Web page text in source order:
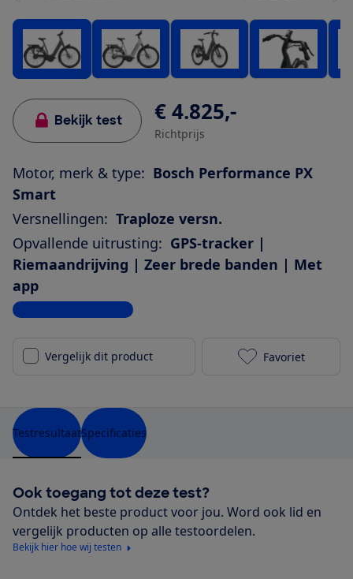
Bekijk test € 4.825,-
Richtprijs
Motor, merk & type: Bosch Performance PX
Smart
Versnellingen: Traploze versn.
Opvallende uitrusting: GPS-tracker |
Riemaandrijving | Zeer brede banden | Met
app
Bekijk alle specificaties
Vergelijk dit product Gazelle
Favoriet
TestresultaatSpecificaties
Ook toegang tot deze test?
Ontdek het beste product voor jou. Word ook lid en
vergelijk producten op alle testoordelen.
Bekijk hier hoe wij testen